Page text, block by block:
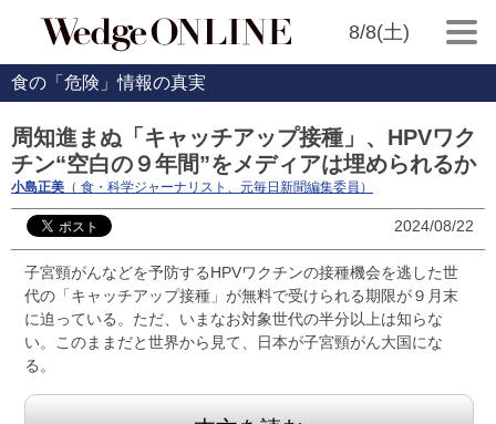
8/8(土)
食の「危険」情報の真実
周知進まぬ「キャッチアップ接種」、HPVワク
チン“空白の９年間”をメディアは埋められるか
小島正美 （ 食・科学ジャーナリスト、元毎日新聞編集委員）
2024/08/22
子宮頸がんなどを予防するHPVワクチンの接種機会を逃した世
代の「キャッチアップ接種」が無料で受けられる期限が９月末
に迫っている。ただ、いまなお対象世代の半分以上は知らな
い。このままだと世界から見て、日本が子宮頸がん大国にな
る。